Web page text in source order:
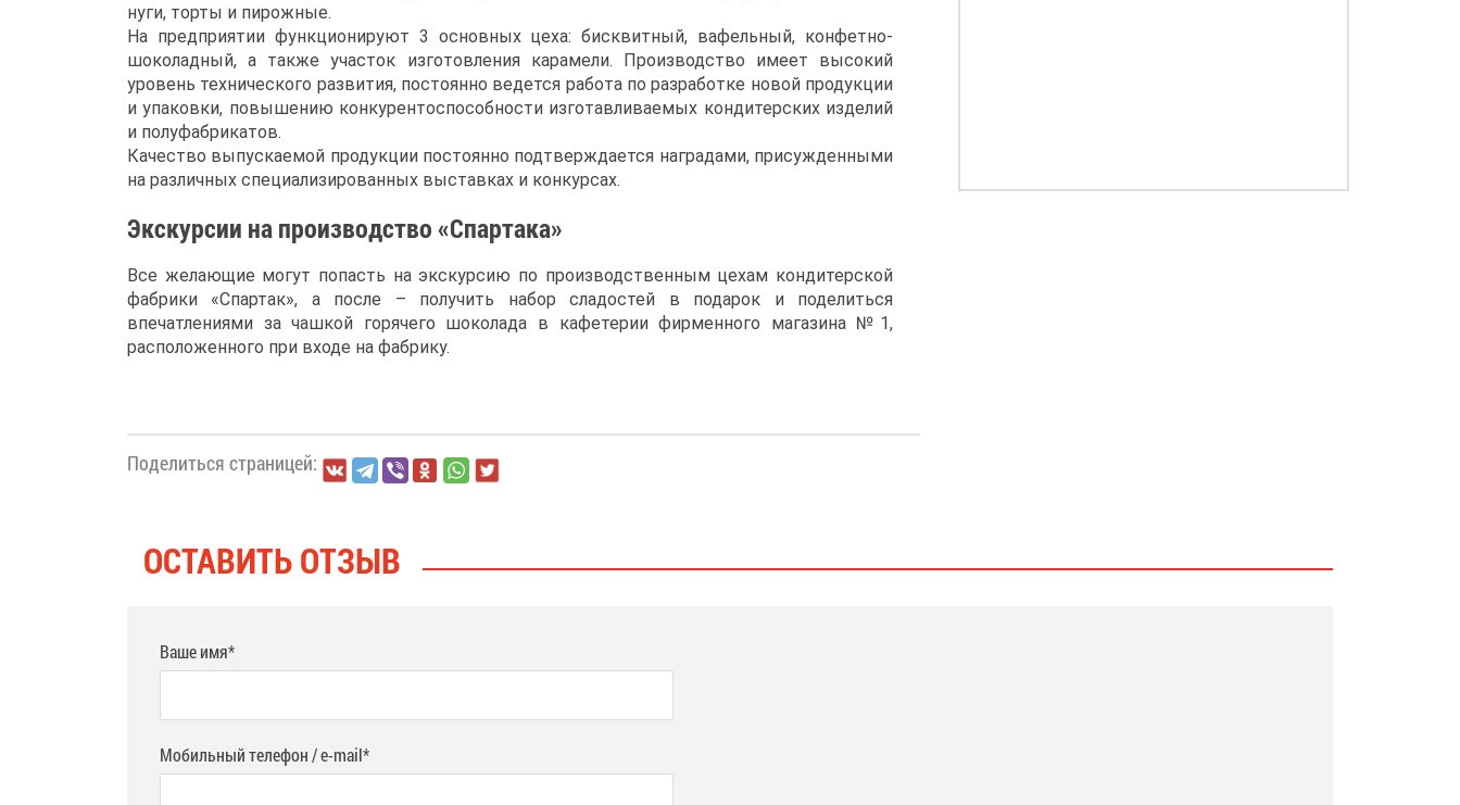
нуги, торты и пирожные.
На предприятии функционируют 3 основных цеха: бисквитный, вафельный, конфетно-
шоколадный, а также участок изготовления карамели. Производство имеет высокий
уровень технического развития, постоянно ведется работа по разработке новой продукции
и упаковки, повышению конкурентоспособности изготавливаемых кондитерских изделий
и полуфабрикатов.
Качество выпускаемой продукции постоянно подтверждается наградами, присужденными
на различных специализированных выставках и конкурсах.
Экскурсии на производство «Спартака»
Все желающие могут попасть на экскурсию по производственным цехам кондитерской
фабрики «Спартак», а после – получить набор сладостей в подарок и поделиться
впечатлениями за чашкой горячего шоколада в кафетерии фирменного магазина №1,
расположенного при входе на фабрику.
Поделиться страницей:
ОСТАВИТЬ ОТЗЫВ
Ваше имя*
Мобильный телефон / e-mail*